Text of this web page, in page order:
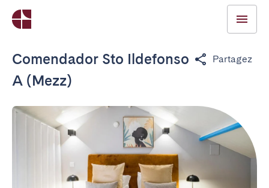
Comendador Sto Ildefonso
A (Mezz)
Partagez